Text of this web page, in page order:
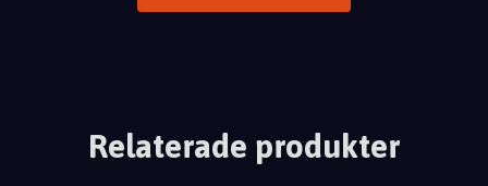
Relaterade produkter